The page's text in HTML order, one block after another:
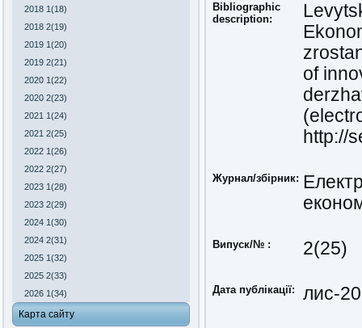
2018 1(18)
2018 2(19)
2019 1(20)
2019 2(21)
2020 1(22)
2020 2(23)
2021 1(24)
2021 2(25)
2022 1(26)
2022 2(27)
2023 1(28)
2023 2(29)
2024 1(30)
2024 2(31)
2025 1(32)
2025 2(33)
2026 1(34)
Карта сайту
Bibliographic
description:
of
http://
Журнал/збірник:
Випуск/№ : 2(25)
Дата публікації: лис-